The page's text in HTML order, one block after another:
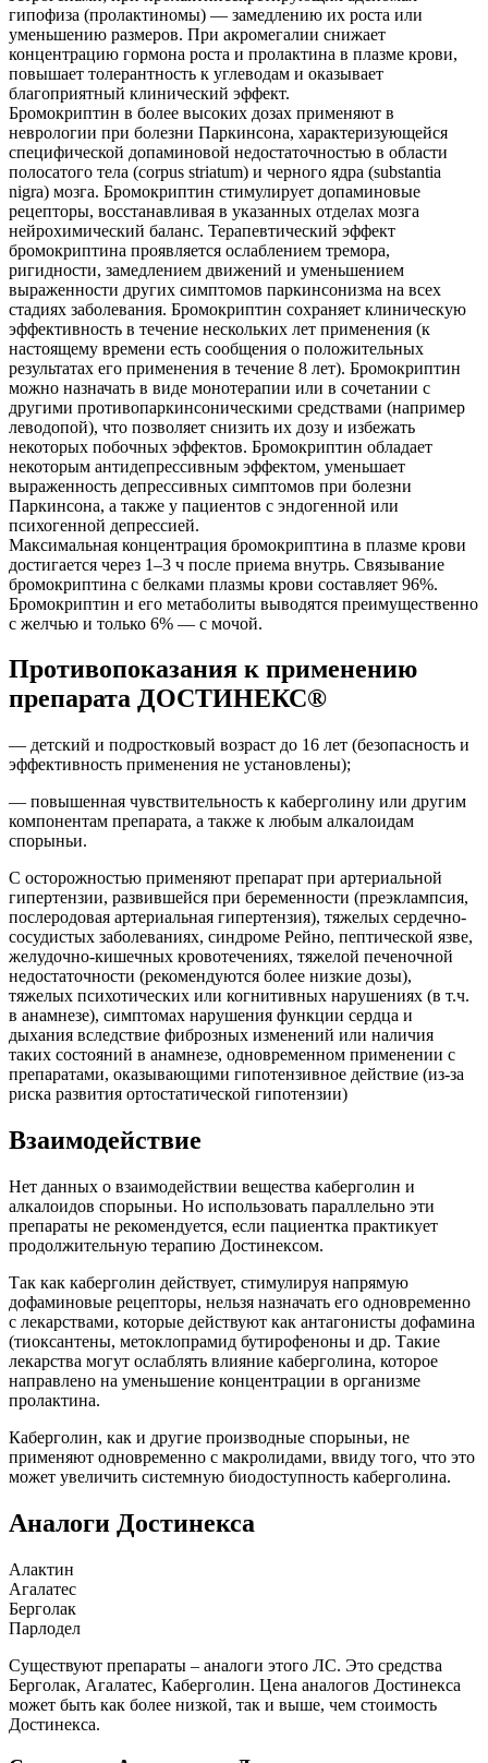
гипофиза (пролактиномы) — замедлению их роста или
уменьшению размеров. При акромегалии снижает
концентрацию гормона роста и пролактина в плазме крови,
повышает толерантность к углеводам и оказывает
благоприятный клинический эффект.
Бромокриптин в более высоких дозах применяют в
неврологии при болезни Паркинсона, характеризующейся
специфической допаминовой недостаточностью в области
полосатого тела (corpus striatum) и черного ядра (substantia
nigra) мозга. Бромокриптин стимулирует допаминовые
рецепторы, восстанавливая в указанных отделах мозга
нейрохимический баланс. Терапевтический эффект
бромокриптина проявляется ослаблением тремора,
ригидности, замедлением движений и уменьшением
выраженности других симптомов паркинсонизма на всех
стадиях заболевания. Бромокриптин сохраняет клиническую
эффективность в течение нескольких лет применения (к
настоящему времени есть сообщения о положительных
результатах его применения в течение 8 лет). Бромокриптин
можно назначать в виде монотерапии или в сочетании с
другими противопаркинсоническими средствами (например
леводопой), что позволяет снизить их дозу и избежать
некоторых побочных эффектов. Бромокриптин обладает
некоторым антидепрессивным эффектом, уменьшает
выраженность депрессивных симптомов при болезни
Паркинсона, а также у пациентов с эндогенной или
психогенной депрессией.
Максимальная концентрация бромокриптина в плазме крови
достигается через 1–3 ч после приема внутрь. Связывание
бромокриптина с белками плазмы крови составляет 96%.
Бромокриптин и его метаболиты выводятся преимущественно
с желчью и только 6% — с мочой.
Противопоказания к применению
препарата ДОСТИНЕКС®
— детский и подростковый возраст до 16 лет (безопасность и
эффективность применения не установлены);
— повышенная чувствительность к каберголину или другим
компонентам препарата, а также к любым алкалоидам
спорыньи.
С осторожностью применяют препарат при артериальной
гипертензии, развившейся при беременности (преэклампсия,
послеродовая артериальная гипертензия), тяжелых сердечно-
сосудистых заболеваниях, синдроме Рейно, пептической язве,
желудочно-кишечных кровотечениях, тяжелой печеночной
недостаточности (рекомендуются более низкие дозы),
тяжелых психотических или когнитивных нарушениях (в т.ч.
в анамнезе), симптомах нарушения функции сердца и
дыхания вследствие фиброзных изменений или наличия
таких состояний в анамнезе, одновременном применении с
препаратами, оказывающими гипотензивное действие (из-за
риска развития ортостатической гипотензии)
Взаимодействие
Нет данных о взаимодействии вещества каберголин и
алкалоидов спорыньи. Но использовать параллельно эти
препараты не рекомендуется, если пациентка практикует
продолжительную терапию Достинексом.
Так как каберголин действует, стимулируя напрямую
дофаминовые рецепторы, нельзя назначать его одновременно
с лекарствами, которые действуют как антагонисты дофамина
(тиоксантены, метоклопрамид бутирофеноны и др. Такие
лекарства могут ослаблять влияние каберголина, которое
направлено на уменьшение концентрации в организме
пролактина.
Каберголин, как и другие производные спорыньи, не
применяют одновременно с макролидами, ввиду того, что это
может увеличить системную биодоступность каберголина.
Аналоги Достинекса
Алактин
Агалатес
Берголак
Парлодел
Существуют препараты – аналоги этого ЛС. Это средства
Берголак, Агалатес, Каберголин. Цена аналогов Достинекса
может быть как более низкой, так и выше, чем стоимость
Достинекса.